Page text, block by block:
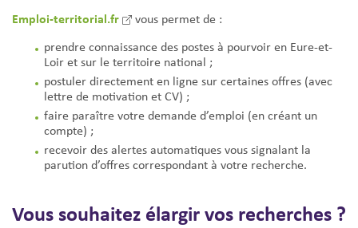
Emploi-territorial.fr
vous permet de :
prendre connaissance des postes à pourvoir en Eure-et-
Loir et sur le territoire national ;
postuler directement en ligne sur certaines offres (avec
lettre de motivation et CV) ;
faire paraître votre demande d’emploi (en créant un
compte) ;
recevoir des alertes automatiques vous signalant la
parution d’offres correspondant à votre recherche.
Vous souhaitez élargir vos recherches ?